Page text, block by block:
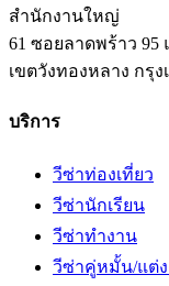
สำนักงานใหญ่
61 ซอยลาดพร้าว
เขตวังทองหลาง กรุ
บริการ
วีซ่าท่องเที่ยว
วีซ่านักเรียน
วีซ่าทำงาน
วีซ่าคู่หมั้น/แต่